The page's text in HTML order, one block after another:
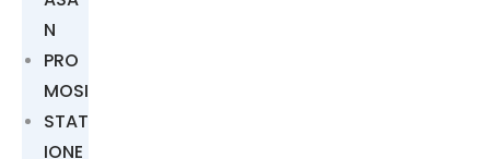
N
PRO
MOSI
STAT
IONE